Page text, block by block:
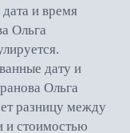
и время
Ольга
дату и
Ольга
разницу между
и стоимостью